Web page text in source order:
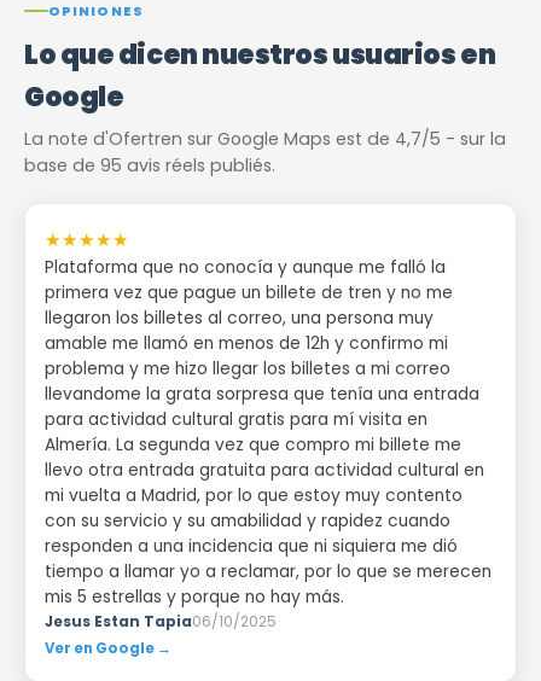
OPINIONES
Lo que dicen nuestros usuarios en
Google
La note d'Ofertren sur Google Maps est de 4,7/5 - sur la
base de 95 avis réels publiés.
★★★★★
Plataforma que no conocía y aunque me falló la
primera vez que pague un billete de tren y no me
llegaron los billetes al correo, una persona muy
amable me llamó en menos de 12h y confirmo mi
problema y me hizo llegar los billetes a mi correo
llevandome la grata sorpresa que tenía una entrada
para actividad cultural gratis para mí visita en
Almería. La segunda vez que compro mi billete me
llevo otra entrada gratuita para actividad cultural en
mi vuelta a Madrid, por lo que estoy muy contento
con su servicio y su amabilidad y rapidez cuando
responden a una incidencia que ni siquiera me dió
tiempo a llamar yo a reclamar, por lo que se merecen
mis 5 estrellas y porque no hay más.
Jesus Estan Tapia06/10/2025
Ver en Google →